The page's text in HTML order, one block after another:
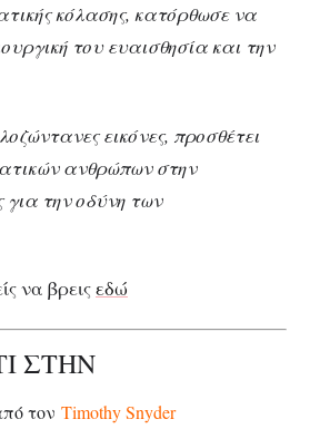
κόλασης, κατόρθωσε να
του ευαισθησία και την
εικόνες, προσθέτει
ανθρώπων στην
την οδύνη των
να βρειςεδώ
ΣΤΗΝ
τον Timothy Snyder